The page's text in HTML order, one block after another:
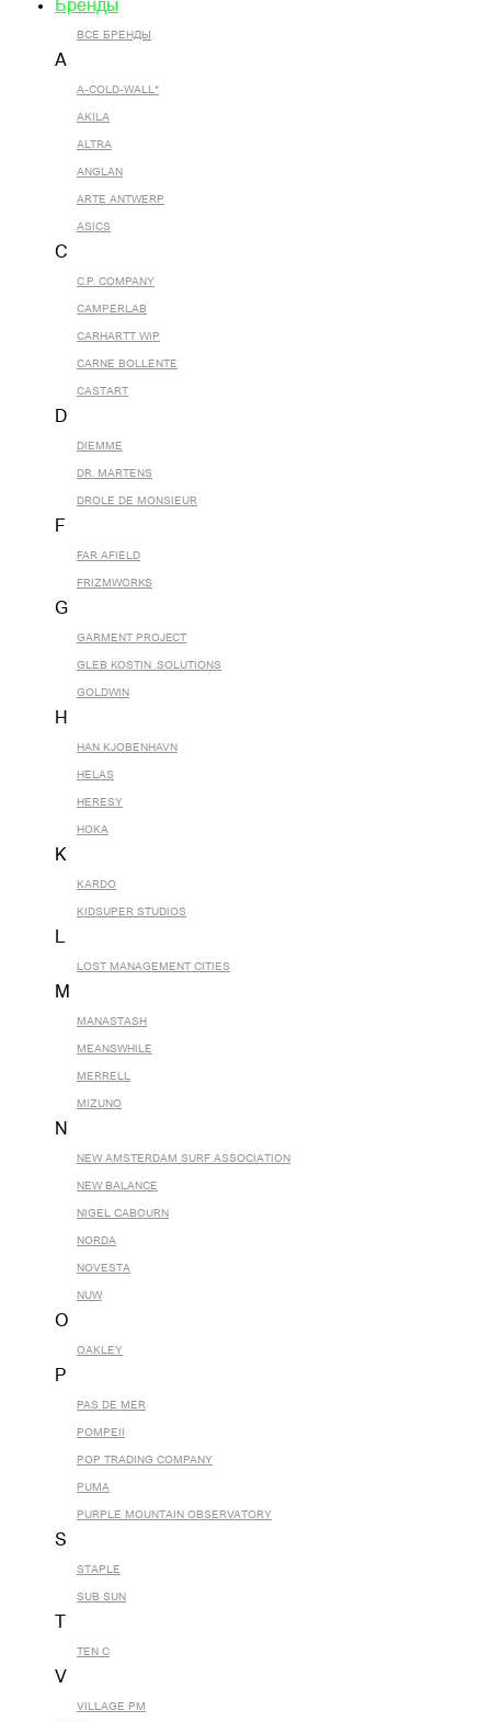
Бренды
ВСЕ БРЕНДЫ
A
A-COLD-WALL*
AKILA
ALTRA
ANGLAN
ARTE ANTWERP
ASICS
C
C.P. COMPANY
CAMPERLAB
CARHARTT WIP
CARNE BOLLENTE
CASTART
D
DIEMME
DR. MARTENS
DROLE DE MONSIEUR
F
FAR AFIELD
FRIZMWORKS
G
GARMENT PROJECT
GLEB KOSTIN .SOLUTIONS
GOLDWIN
H
HAN KJOBENHAVN
HELAS
HERESY
HOKA
K
KARDO
KIDSUPER STUDIOS
L
LOST MANAGEMENT CITIES
M
MANASTASH
MEANSWHILE
MERRELL
MIZUNO
N
NEW AMSTERDAM SURF ASSOCIATION
NEW BALANCE
NIGEL CABOURN
NORDA
NOVESTA
NUW
O
OAKLEY
P
PAS DE MER
POMPEII
POP TRADING COMPANY
PUMA
PURPLE MOUNTAIN OBSERVATORY
S
STAPLE
SUB SUN
TEN C
V
VILLAGE PM